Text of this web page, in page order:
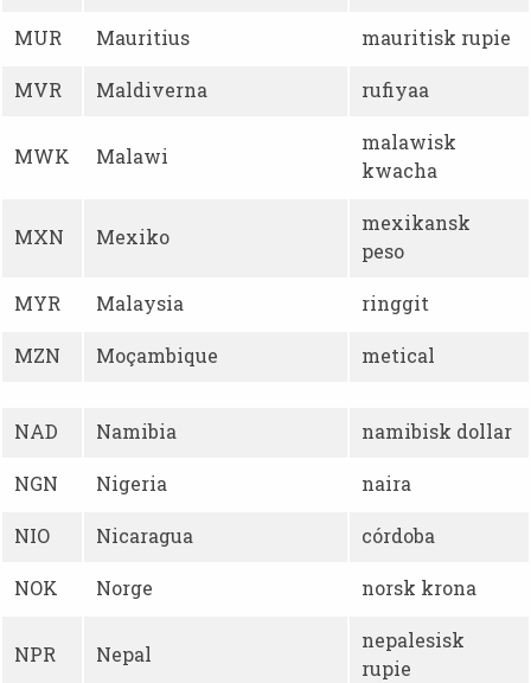
MUR Mauritius mauritisk rupie
MVR Maldiverna rufiyaa
MWK Malawi
malawisk
kwacha
MXN Mexiko
mexikansk
peso
MYR Malaysia ringgit
MZN Moçambique metical
NAD Namibia namibisk dollar
NGN Nigeria naira
NIO Nicaragua córdoba
NOK Norge norsk krona
NPR Nepal
nepalesisk
rupie